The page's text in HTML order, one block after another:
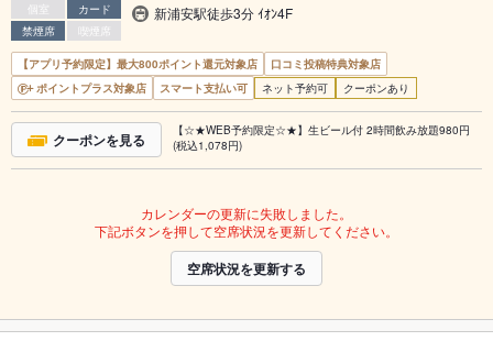
個室
カード
禁煙席
喫煙席
新浦安駅徒歩3分 ｲｵﾝ4F
【アプリ予約限定】最大800ポイント還元対象店
口コミ投稿特典対象店
ポイントプラス対象店
スマート支払い可 ネット予約可 クーポンあり
クーポンを見る
【☆★WEB予約限定☆★】生ビール付 2時間飲み放題980円
(税込1,078円)
カレンダーの更新に失敗しました。
下記ボタンを押して空席状況を更新してください。
空席状況を更新する